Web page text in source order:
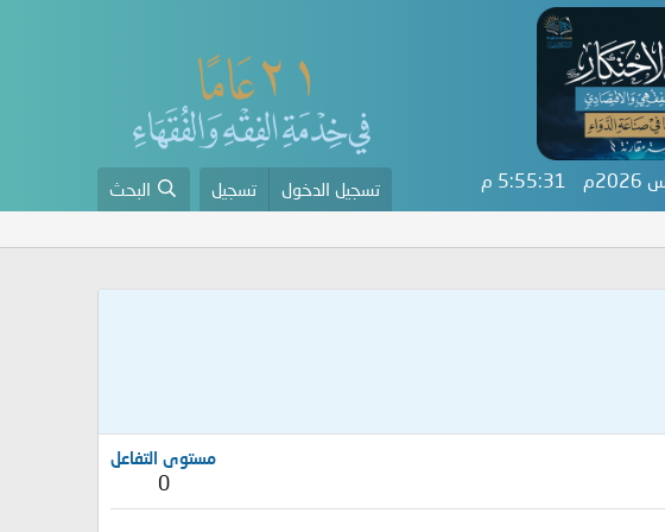
5:55:31 م تسجيل الدخول تسجيل البحث
مستوى التفاعل
0